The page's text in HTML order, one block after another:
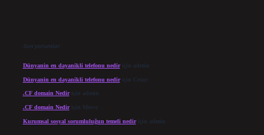
Son yorumlar
Dünyanin en dayanikli telefonu nediriçin admin
Dünyanin en dayanikli telefonu nediriçin Cesur
.CF domain Nediriçin admin
.CF domain Nediriçin Merve
Kurumsal sosyal sorumluluğun temeli nediriçin admin